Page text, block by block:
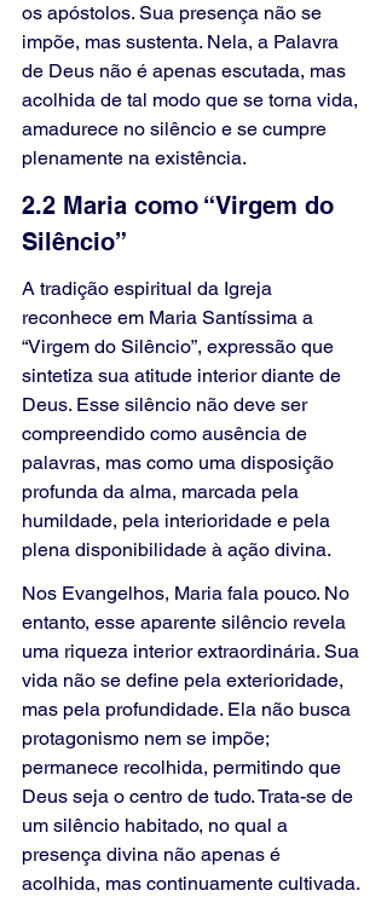
os apóstolos. Sua presença não se
impõe, mas sustenta. Nela, a Palavra
de Deus não é apenas escutada, mas
acolhida de tal modo que se torna vida,
amadurece no silêncio e se cumpre
plenamente na existência.
2.2 Maria como “Virgem do
Silêncio”
A tradição espiritual da Igreja
reconhece em Maria Santíssima a
“Virgem do Silêncio”, expressão que
sintetiza sua atitude interior diante de
Deus. Esse silêncio não deve ser
compreendido como ausência de
palavras, mas como uma disposição
profunda da alma, marcada pela
humildade, pela interioridade e pela
plena disponibilidade à ação divina.
Nos Evangelhos, Maria fala pouco. No
entanto, esse aparente silêncio revela
uma riqueza interior extraordinária. Sua
vida não se define pela exterioridade,
mas pela profundidade. Ela não busca
protagonismo nem se impõe;
permanece recolhida, permitindo que
Deus seja o centro de tudo. Trata-se de
um silêncio habitado, no qual a
presença divina não apenas é
acolhida, mas continuamente cultivada.